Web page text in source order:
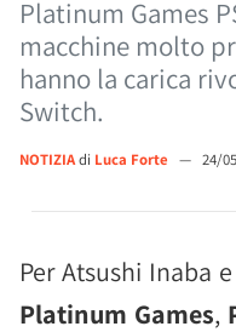
Platinum Games
macchine molto
hanno la carica
Switch.
NOTIZIAdi Luca Forte — 24/
Per Atsushi Inaba
Platinum Games,